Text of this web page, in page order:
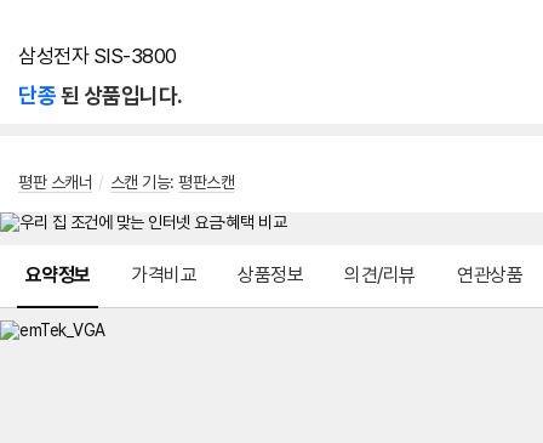
삼성전자 SIS-3800
단종된 상품입니다.
평판 스캐너 / 스캔 기능: 평판스캔
요약정보 가격비교 상품정보 의견/리뷰 연관상품